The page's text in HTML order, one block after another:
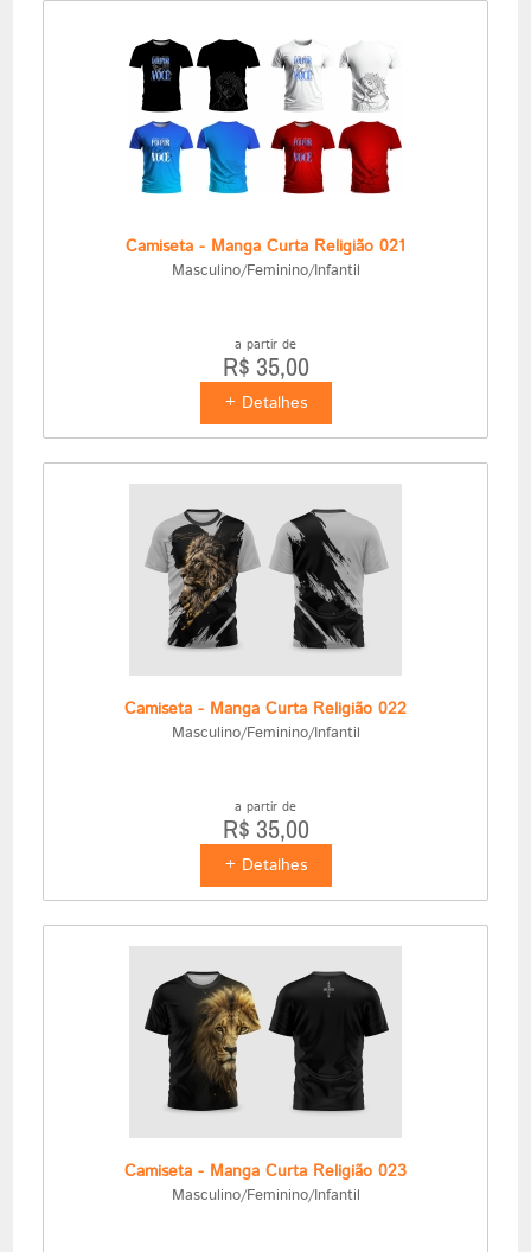
Camiseta - Manga Curta Religião 021
Masculino/Feminino/Infantil
a partir de
R$ 35,00
+ Detalhes
Camiseta - Manga Curta Religião 022
Masculino/Feminino/Infantil
a partir de
R$ 35,00
+ Detalhes
Camiseta - Manga Curta Religião 023
Masculino/Feminino/Infantil